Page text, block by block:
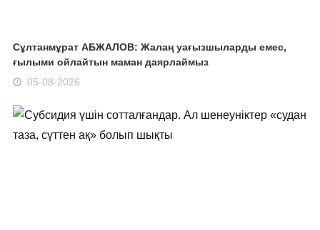
Сұлтанмұрат АБЖАЛОВ: Жалаң уағызшыларды емес,
ғылыми ойлайтын маман даярлаймыз
05-08-2026